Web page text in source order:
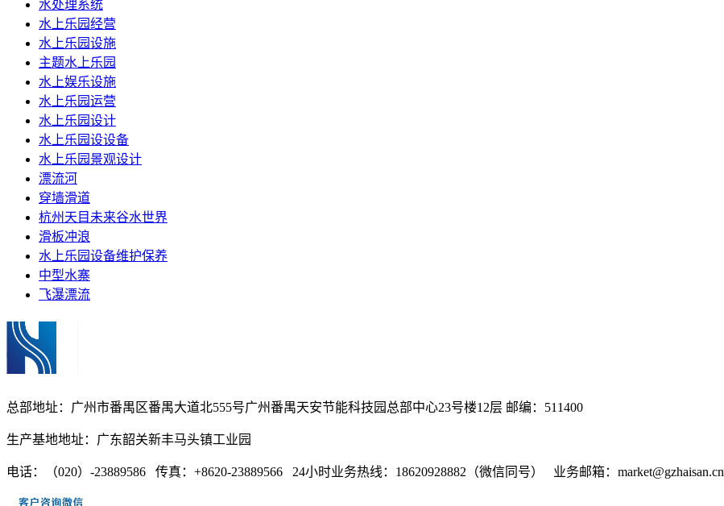
水处理系统
水上乐园经营
水上乐园设施
主题水上乐园
水上娱乐设施
水上乐园运营
水上乐园设计
水上乐园设设备
水上乐园景观设计
漂流河
穿墙滑道
杭州天目未来谷水世界
滑板冲浪
水上乐园设备维护保养
中型水寨
飞瀑漂流
总部地址：广州市番禺区番禺大道北555号广州番禺天安节能科技园总部中心23号楼12层 邮编：511400
生产基地地址：广东韶关新丰马头镇工业园
电话：（020）-23889586 传真：+8620-23889566 24小时业务热线：18620928882（微信同号） 业务邮箱：market@gzhaisan.cn